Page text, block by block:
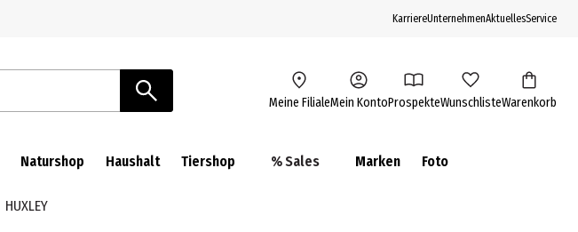
KarriereUnternehmenAktuellesService
Meine FilialeMein KontoProspekteWunschlisteWarenkorb
Naturshop Haushalt Tiershop % Sales Marken Foto
HUXLEY